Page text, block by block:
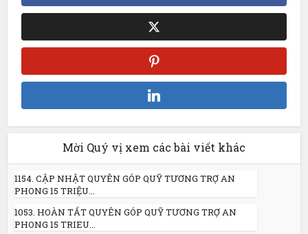
Mời Quý vị xem các bài viết khác
1154. CẬP NHẬT QUYÊN GÓP QUỸ TƯƠNG TRỢ AN
PHONG 15 TRIỆU...
1053. HOÀN TẤT QUYÊN GÓP QUỸ TƯƠNG TRỢ AN
PHONG 15 TRIEU...